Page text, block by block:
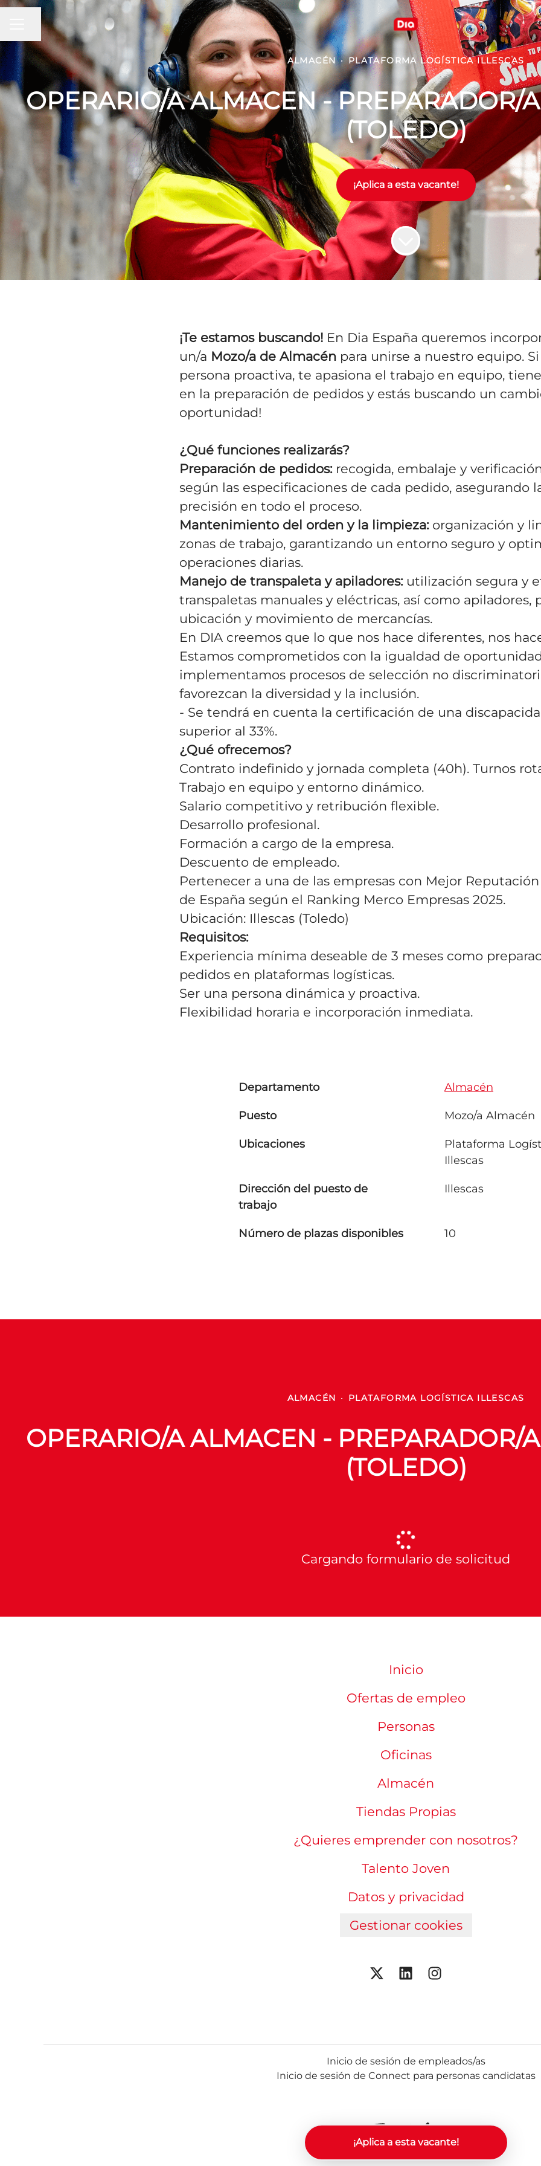
MENÚ DE EMPLEO
Compartir página
ALMACÉN · PLATAFORMA LOGÍSTICA ILLESCAS
OPERARIO/A ALMACEN - PREPARADOR/
(TOLEDO)
¡Aplica a esta vacante!
¡Te estamos buscando! En Dia España queremos
un/a Mozo/a de Almacén para unirse a nuestro equipo.
persona proactiva, te apasiona el trabajo en equipo,
en la preparación de pedidos y estás buscando un
oportunidad!
¿Qué funciones realizarás?
Preparación de pedidos:recogida, embalaje y
según las especificaciones de cada pedido, asegurando
precisión en todo el proceso.
Mantenimiento del orden y la limpieza:organización y
zonas de trabajo, garantizando un entorno seguro y
operaciones diarias.
Manejo de transpaleta y apiladores:utilización segura y
transpaletas manuales y eléctricas, así como apiladores,
ubicación y movimiento de mercancías.
En DIA creemos que lo que nos hace diferentes, nos
Estamos comprometidos con la igualdad de
implementamos procesos de selección no
favorezcan la diversidad y la inclusión.
- Se tendrá en cuenta la certificación de una
superior al 33%.
¿Qué ofrecemos?
Contrato indefinido y jornada completa (40h). Turnos
Trabajo en equipo y entorno dinámico.
Salario competitivo y retribución flexible.
Desarrollo profesional.
Formación a cargo de la empresa.
Descuento de empleado.
Pertenecer a una de las empresas con Mejor
de España según el Ranking Merco Empresas 2025.
Ubicación: Illescas (Toledo)
Requisitos:
Experiencia mínima deseable de 3 meses como
pedidos en plataformas logísticas.
Ser una persona dinámica y proactiva.
Flexibilidad horaria e incorporación inmediata.
Departamento Almacén
Puesto Mozo/a Almacén
Ubicaciones
Plataforma
Illescas
Dirección del puesto de
trabajo
Illescas
Número de plazas disponibles 10
¡Aplica a esta vacante!
ALMACÉN · PLATAFORMA LOGÍSTICA ILLESCAS
OPERARIO/A ALMACEN - PREPARADOR/
(TOLEDO)
Cargando formulario de solicitud
Inicio
Ofertas de empleo
Personas
Oficinas
Almacén
Tiendas Propias
¿Quieres emprender con nosotros?
Talento Joven
Datos y privacidad
Gestionar cookies
Inicio de sesión de empleados/as
Inicio de sesión de Connect para personas candidatas
Herramientas de seguimiento